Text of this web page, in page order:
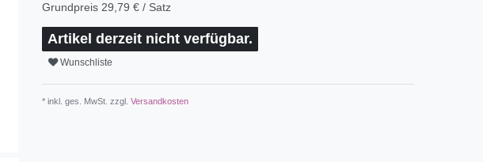
Grundpreis 29,79 € / Satz
Artikel derzeit nicht verfügbar.
Wunschliste
* inkl. ges. MwSt. zzgl. Versandkosten